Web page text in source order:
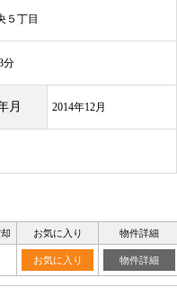
５丁目
月 2014年12月
お気に入り 物件詳細
お気に入り 物件詳細